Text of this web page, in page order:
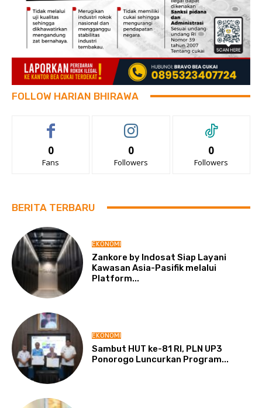
FOLLOW HARIAN BHIRAWA
0
Fans
0
Followers
0
Followers
BERITA TERBARU
EKONOMI
Zankore by Indosat Siap Layani
Kawasan Asia-Pasifik melalui
Platform...
EKONOMI
Sambut HUT ke-81 RI, PLN UP3
Ponorogo Luncurkan Program...